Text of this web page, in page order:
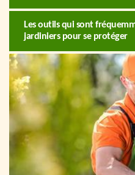
Les outils qui sont
jardiniers pour se protéger